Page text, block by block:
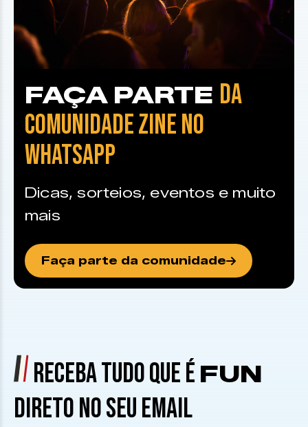
FAÇA PARTE DA
COMUNIDADE ZINE NO
WHATSAPP
Dicas, sorteios, eventos e muito
mais
Faça parte da comunidade
RECEBA TUDO QUE É FUN
DIRETO NO SEU EMAIL